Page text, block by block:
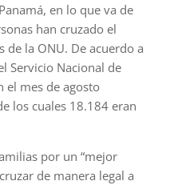
en lo que va de
han cruzado el
de la ONU. De acuerdo a
Servicio Nacional de
el mes de agosto
los cuales 18.184 eran
por un “mejor
de manera legal a